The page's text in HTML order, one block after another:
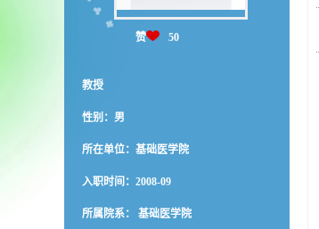
赞 50
教授
性别：男
所在单位：基础医学院
入职时间：2008-09
所属院系： 基础医学院